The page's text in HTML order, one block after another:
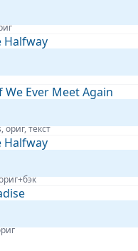
Halfway
Ever Meet Again
ориг, текст
Halfway